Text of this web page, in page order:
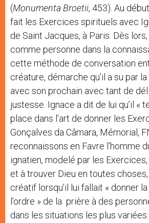
(Monumenta Broetii, 453). Au
fait les Exercices spirituels avec
de Saint Jacques, à Paris. Dès
comme personne dans la
cette méthode de conversation
créature, démarche qu’il a su par
avec son prochain avec tant de
justesse. Ignace a dit de lui qu’il «
place dans l’art de donner les
Gonçalves da Câmara, Mémorial,
reconnaissons en Favre l’homme
ignatien, modelé par les
et à trouver Dieu en toutes
créatif lorsqu’il lui fallait « donner
l’ordre » de la prière à des
dans les situations les plus variées.